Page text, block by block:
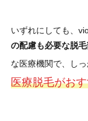
いずれにしても、
の配慮も必要な脱
な医療機関で、しっ
医療脱毛がお